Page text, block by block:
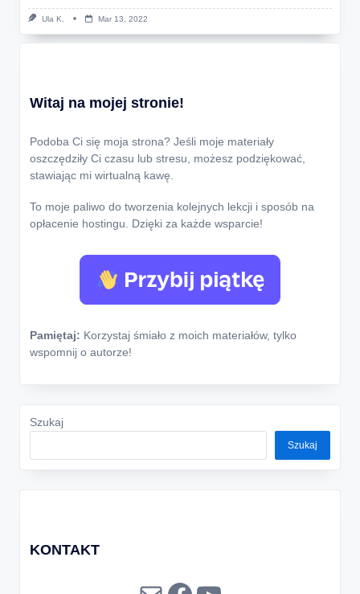
Ula K. Mar 13, 2022
Witaj na mojej stronie!
Podoba Ci się moja strona? Jeśli moje materiały
oszczędziły Ci czasu lub stresu, możesz podziękować,
stawiając mi wirtualną kawę.
To moje paliwo do tworzenia kolejnych lekcji i sposób na
opłacenie hostingu. Dzięki za każde wsparcie!
Pamiętaj: Korzystaj śmiało z moich materiałów, tylko
wspomnij o autorze!
Szukaj
Szukaj
KONTAKT